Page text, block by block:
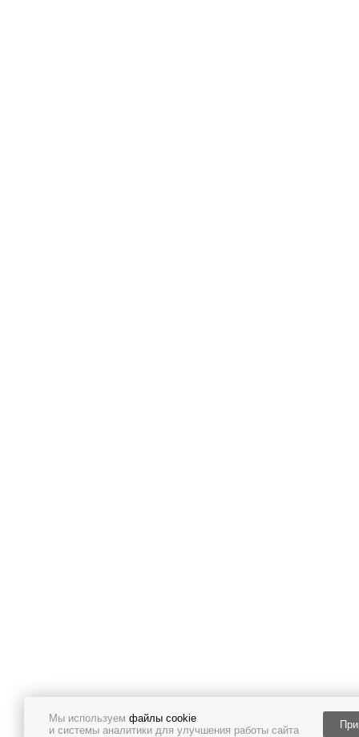
Мы используем файлы cookie
и системы аналитики для улучшения работы сайта